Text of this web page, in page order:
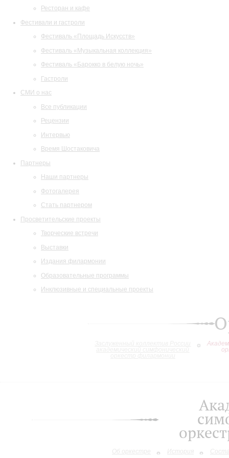
Ресторан и кафе
Фестивали и гастроли
Фестиваль «Площадь Искусств»
Фестиваль «Музыкальная коллекция»
Фестиваль «Барокко в белую ночь»
Гастроли
СМИ о нас
Все публикации
Рецензии
Интервью
Время Шостаковича
Партнеры
Наши партнеры
Фотогалерея
Стать партнером
Просветительские проекты
Творческие встречи
Выставки
Издания филармонии
Образовательные программы
Инклюзивные и специальные проекты
Об оркестре История